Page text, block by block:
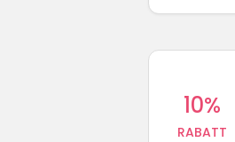
10%
RABATT